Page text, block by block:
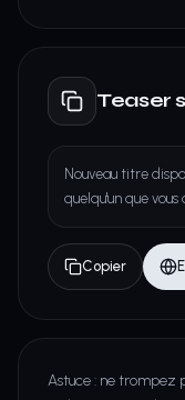
Teaser
Nouveau titre
quelqu'un que
Copier
Astuce : ne trompez